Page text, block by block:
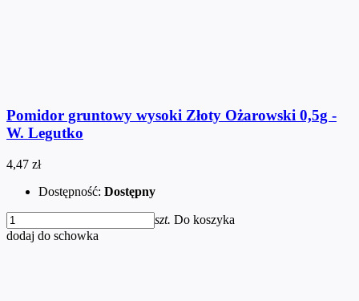
Pomidor gruntowy wysoki Złoty Ożarowski 0,5g -
W. Legutko
4,47 zł
Dostępność: Dostępny
szt. Do koszyka
dodaj do schowka